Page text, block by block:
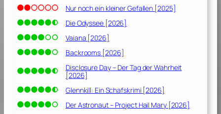
n
n
[
0
2
0
]
Nur noch ein kleiner Gefallen [2025]
Die Odyssee [2026]
Vaiana [2026]
Backrooms [2026]
Disclosure Day – Der Tag der Wahrheit
[2026]
Glennkill: Ein Schafskrimi [2026]
Der Astronaut – Project Hail Mary [2026]